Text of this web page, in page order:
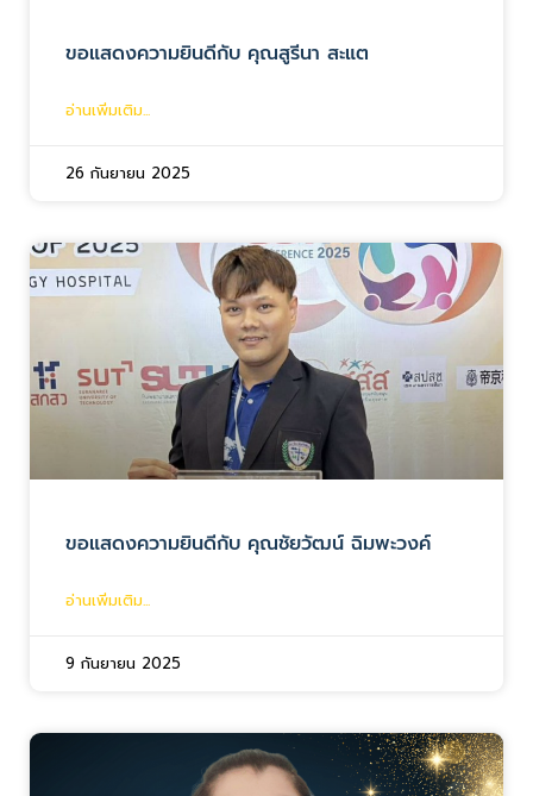
ขอแสดงความยินดีกับ คุณสูรีนา สะแต
อ่านเพิ่มเติม...
26 กันยายน 2025
ขอแสดงความยินดีกับ คุณชัยวัฒน์ ฉิมพะวงค์
อ่านเพิ่มเติม...
9 กันยายน 2025